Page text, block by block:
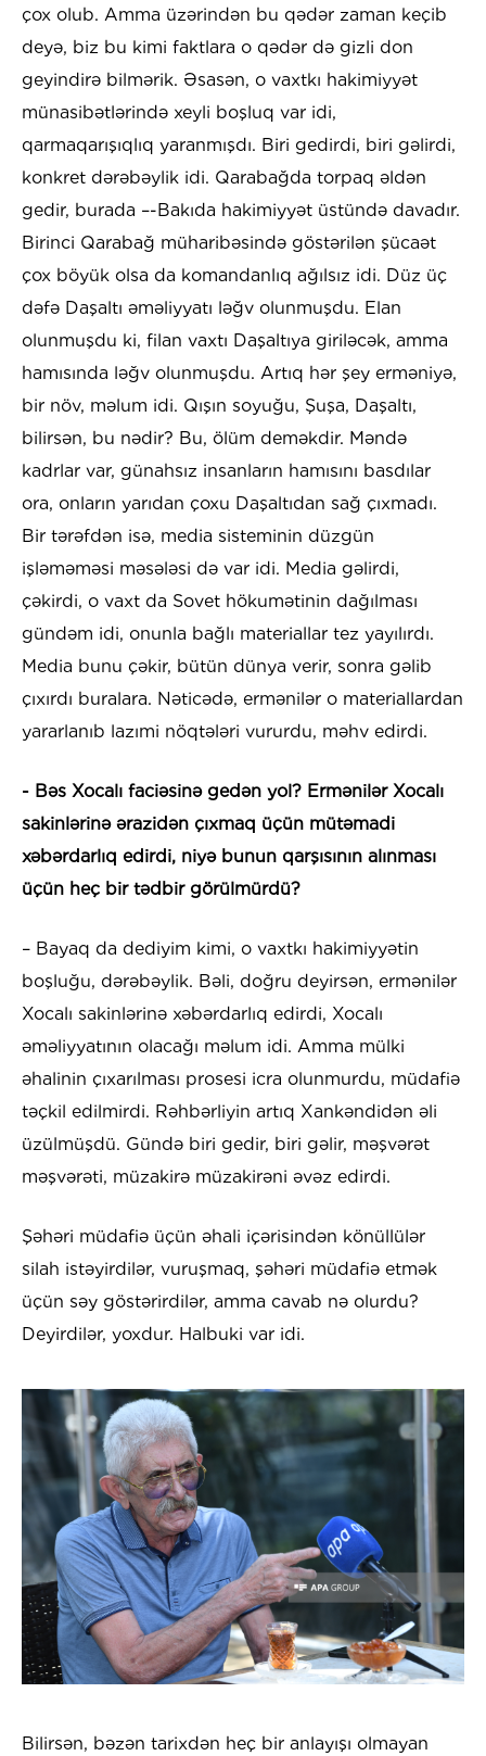
çox olub. Amma üzərindən bu qədər zaman keçib
deyə, biz bu kimi faktlara o qədər də gizli don
geyindirə bilmərik. Əsasən, o vaxtkı hakimiyyət
münasibətlərində xeyli boşluq var idi,
qarmaqarışıqlıq yaranmışdı. Biri gedirdi, biri gəlirdi,
konkret dərəbəylik idi. Qarabağda torpaq əldən
gedir, burada –-Bakıda hakimiyyət üstündə davadır.
Birinci Qarabağ müharibəsində göstərilən şücaət
çox böyük olsa da komandanlıq ağılsız idi. Düz üç
dəfə Daşaltı əməliyyatı ləğv olunmuşdu. Elan
olunmuşdu ki, filan vaxtı Daşaltıya giriləcək, amma
hamısında ləğv olunmuşdu. Artıq hər şey erməniyə,
bir növ, məlum idi. Qışın soyuğu, Şuşa, Daşaltı,
bilirsən, bu nədir? Bu, ölüm deməkdir. Məndə
kadrlar var, günahsız insanların hamısını basdılar
ora, onların yarıdan çoxu Daşaltıdan sağ çıxmadı.
Bir tərəfdən isə, media sisteminin düzgün
işləməməsi məsələsi də var idi. Media gəlirdi,
çəkirdi, o vaxt da Sovet hökumətinin dağılması
gündəm idi, onunla bağlı materiallar tez yayılırdı.
Media bunu çəkir, bütün dünya verir, sonra gəlib
çıxırdı buralara. Nəticədə, ermənilər o materiallardan
yararlanıb lazımi nöqtələri vururdu, məhv edirdi.
- Bəs Xocalı faciəsinə gedən yol? Ermənilər Xocalı
sakinlərinə ərazidən çıxmaq üçün mütəmadi
xəbərdarlıq edirdi, niyə bunun qarşısının alınması
üçün heç bir tədbir görülmürdü?
– Bayaq da dediyim kimi, o vaxtkı hakimiyyətin
boşluğu, dərəbəylik. Bəli, doğru deyirsən, ermənilər
Xocalı sakinlərinə xəbərdarlıq edirdi, Xocalı
əməliyyatının olacağı məlum idi. Amma mülki
əhalinin çıxarılması prosesi icra olunmurdu, müdafiə
təçkil edilmirdi. Rəhbərliyin artıq Xankəndidən əli
üzülmüşdü. Gündə biri gedir, biri gəlir, məşvərət
məşvərəti, müzakirə müzakirəni əvəz edirdi.
Şəhəri müdafiə üçün əhali içərisindən könüllülər
silah istəyirdilər, vuruşmaq, şəhəri müdafiə etmək
üçün səy göstərirdilər, amma cavab nə olurdu?
Deyirdilər, yoxdur. Halbuki var idi.
Bilirsən, bəzən tarixdən heç bir anlayışı olmayan